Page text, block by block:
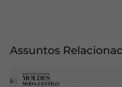
Assuntos